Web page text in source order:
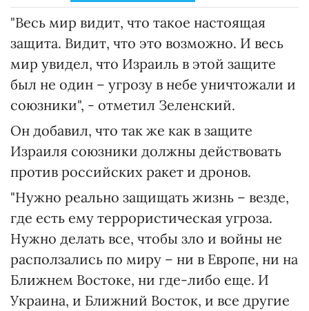
"Весь мир видит, что такое настоящая
защита. Видит, что это возможно. И весь
мир увидел, что Израиль в этой защите
был не один – угрозу в небе уничтожали и
союзники", - отметил Зеленский.
Он добавил, что так же как в защите
Израиля союзники должны действовать
против российских ракет и дронов.
"Нужно реально защищать жизнь – везде,
где есть ему террористическая угроза.
Нужно делать все, чтобы зло и войны не
расползались по миру – ни в Европе, ни на
Ближнем Востоке, ни где-либо еще. И
Украина, и Ближний Восток, и все другие